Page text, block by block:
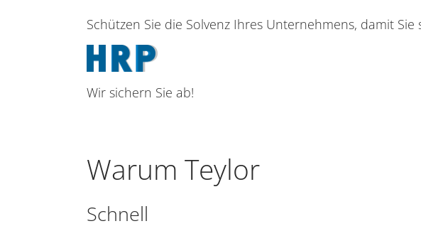
Schützen Sie die Solvenz Ihres Unternehmens, damit
Wir sichern Sie ab!
Warum Teylor
Schnell